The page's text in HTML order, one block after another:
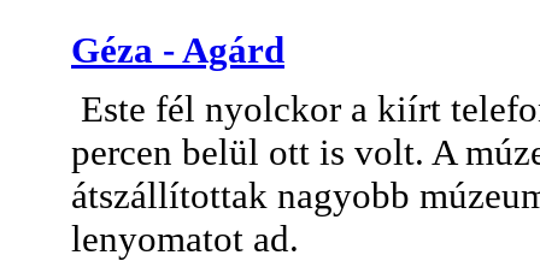
Géza - Agárd
Este fél nyolckor a kiírt
percen belül ott is volt. A
átszállítottak nagyobb
lenyomatot ad.